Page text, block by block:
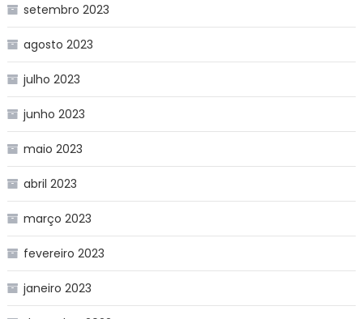
setembro 2023
agosto 2023
julho 2023
junho 2023
maio 2023
abril 2023
março 2023
fevereiro 2023
janeiro 2023